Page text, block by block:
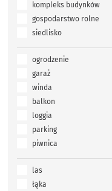
kompleks budynków
gospodarstwo rolne
siedlisko
ogrodzenie
garaż
winda
balkon
loggia
parking
piwnica
las
łąka